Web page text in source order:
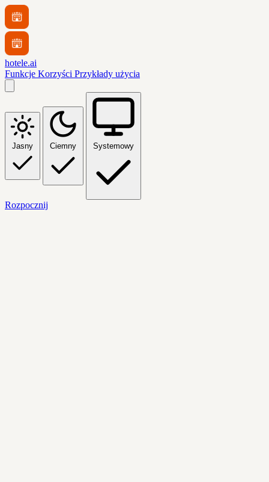
hotele.ai
Funkcje Korzyści Przykłady użycia
Jasny Ciemny Systemowy
Rozpocznij